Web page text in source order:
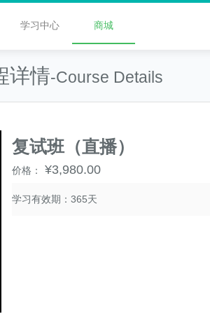
学习中心 商城
详情-Course Details
复试班（直播）
价格： ¥3,980.00
学习有效期：365天